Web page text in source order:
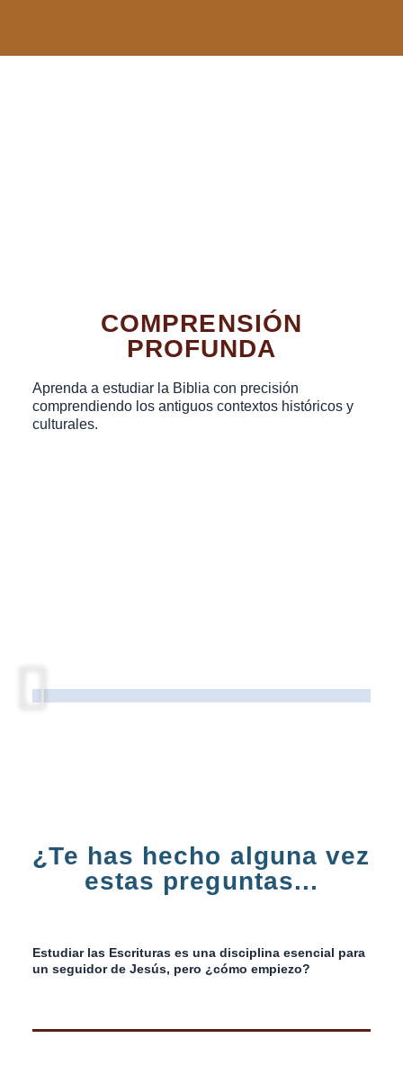
COMPRENSIÓN
PROFUNDA
Aprenda a estudiar la Biblia con precisión
comprendiendo los antiguos contextos históricos y
culturales.
¿Te has hecho alguna vez
estas preguntas...
Estudiar las Escrituras es una disciplina esencial para
un seguidor de Jesús, pero ¿cómo empiezo?